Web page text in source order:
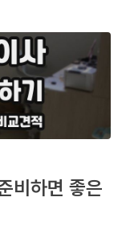
비하면 좋은